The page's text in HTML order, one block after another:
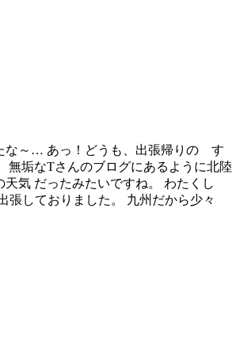
な～… あっ！どうも、出張帰りの す
垢なTさんのブログにあるように北陸
天気 だったみたいですね。 わたくし
しておりました。 九州だから少々